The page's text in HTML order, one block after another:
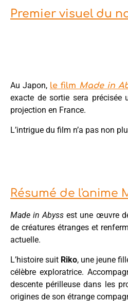
Premier visuel du
Au Japon, le film Made in
exacte de sortie sera précisée
projection en France.
L’intrigue du film n’a pas non
Résumé de l'anime
Made in Abyss est une œuvre
de créatures étranges et
actuelle.
L’histoire suit Riko, une jeune
célèbre exploratrice.
descente périlleuse dans les
origines de son étrange